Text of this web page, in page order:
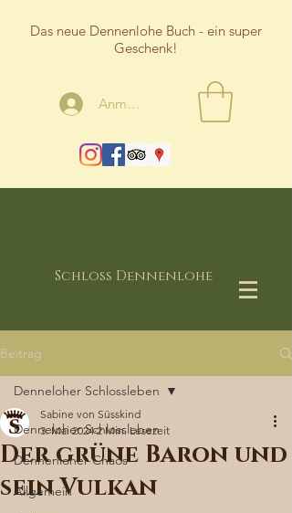
Das neue Dennenlohe Buch - ein super
Geschenk!
Anmelden
Schloss Dennenlohe
Beitrag
Denneloher Schlossleben
Dennenloher Chaos
Allgemein
Denneloher Schlossleben
Der grüne Baron und
sein Vulkan
Sabine von Süsskind
3. Mai 2024 2 Min. Lesezeit